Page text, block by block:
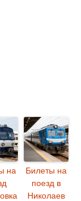
на
Билеты на
поезд в
Николаев